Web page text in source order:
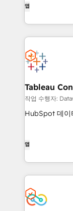
앱
Tableau
작업 수행자:
HubSpot 데이
앱